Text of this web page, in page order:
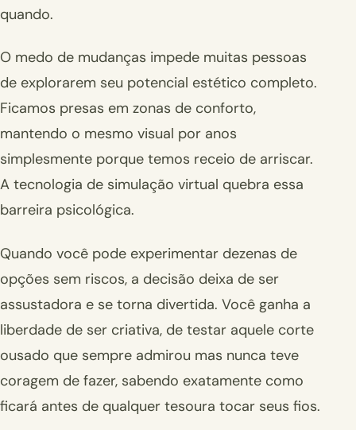
quando.
O medo de mudanças impede muitas pessoas
de explorarem seu potencial estético completo.
Ficamos presas em zonas de conforto,
mantendo o mesmo visual por anos
simplesmente porque temos receio de arriscar.
A tecnologia de simulação virtual quebra essa
barreira psicológica.
Quando você pode experimentar dezenas de
opções sem riscos, a decisão deixa de ser
assustadora e se torna divertida. Você ganha a
liberdade de ser criativa, de testar aquele corte
ousado que sempre admirou mas nunca teve
coragem de fazer, sabendo exatamente como
ficará antes de qualquer tesoura tocar seus fios.